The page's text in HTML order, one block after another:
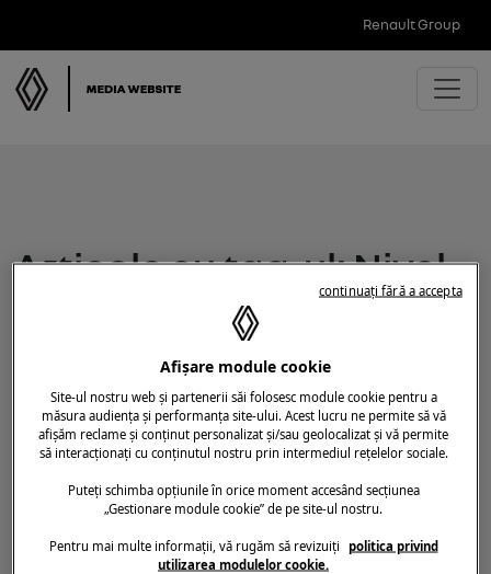
Renault Group
Articole cu tag-ul: Nivel
Afișare module cookie
Site-ul nostru web și partenerii săi folosesc module cookie pentru a
măsura audiența și performanța site-ului. Acest lucru ne permite să vă
afișăm reclame și conținut personalizat și/sau geolocalizat și vă permite
să interacționați cu conținutul nostru prin intermediul rețelelor sociale.
Puteți schimba opțiunile în orice moment accesând secțiunea
„Gestionare module cookie” de pe site-ul nostru.
Pentru mai multe informații, vă rugăm să revizuiți politica privind
utilizarea modulelor cookie.
continuați fără a accepta